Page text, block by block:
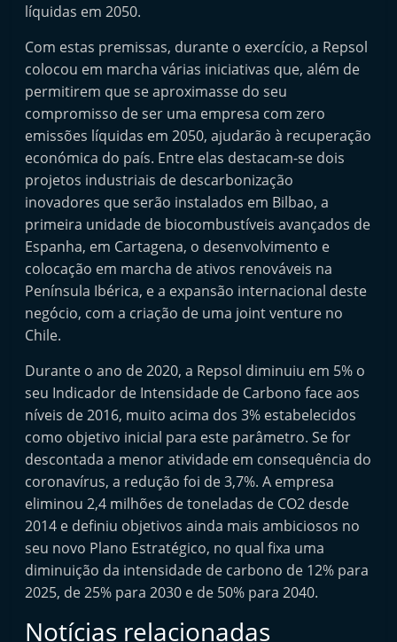
g
a
l
líquidas em 2050.
Com estas premissas, durante o exercício, a Repsol
colocou em marcha várias iniciativas que, além de
permitirem que se aproximasse do seu
compromisso de ser uma empresa com zero
emissões líquidas em 2050, ajudarão à recuperação
económica do país. Entre elas destacam-se dois
projetos industriais de descarbonização
inovadores que serão instalados em Bilbao, a
primeira unidade de biocombustíveis avançados de
Espanha, em Cartagena, o desenvolvimento e
colocação em marcha de ativos renováveis na
Península Ibérica, e a expansão internacional deste
negócio, com a criação de uma joint venture no
Chile.
Durante o ano de 2020, a Repsol diminuiu em 5% o
seu Indicador de Intensidade de Carbono face aos
níveis de 2016, muito acima dos 3% estabelecidos
como objetivo inicial para este parâmetro. Se for
descontada a menor atividade em consequência do
coronavírus, a redução foi de 3,7%. A empresa
eliminou 2,4 milhões de toneladas de CO2 desde
2014 e definiu objetivos ainda mais ambiciosos no
seu novo Plano Estratégico, no qual fixa uma
diminuição da intensidade de carbono de 12% para
2025, de 25% para 2030 e de 50% para 2040.
Notícias relacionadas